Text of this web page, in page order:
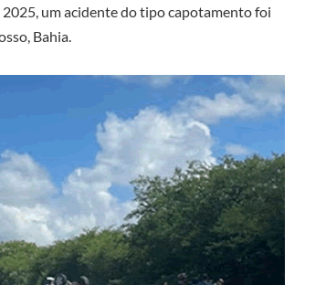
um acidente do tipo capotamento foi
Bahia.